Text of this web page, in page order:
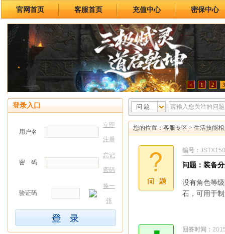
官网首页 客服首页 充值中心 密保中心
< 1 2 3
登录入口
用户名
立即
注册
密 码
忘记
密码
验证码
换一
张
问 题
您的位置： 客服专区 > 生活技能
编号：
问题：装备
没有角色等
石，可用于
回答时间：